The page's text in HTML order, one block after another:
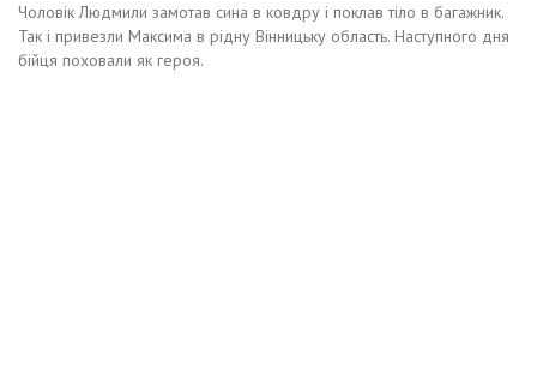
Чоловік Людмили замотав сина в ковдру і поклав тіло в багажник.
Так і привезли Максима в рідну Вінницьку область. Наступного дня
бійця поховали як героя.